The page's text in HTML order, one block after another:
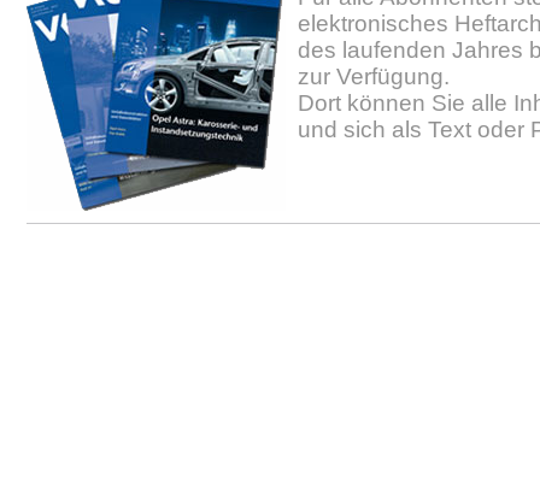
elektronisches
des laufenden Jahres
zur Verfügung.
Dort können Sie alle
und sich als Text oder